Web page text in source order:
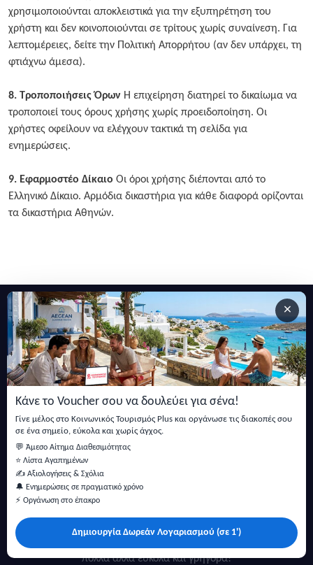
χρησιμοποιούνται αποκλειστικά για την εξυπηρέτηση του
χρήστη και δεν κοινοποιούνται σε τρίτους χωρίς συναίνεση. Για
λεπτομέρειες, δείτε την Πολιτική Απορρήτου (αν δεν υπάρχει, τη
φτιάχνω άμεσα).
8. Τροποποιήσεις Όρων Η επιχείρηση διατηρεί το δικαίωμα να
τροποποιεί τους όρους χρήσης χωρίς προειδοποίηση. Οι
χρήστες οφείλουν να ελέγχουν τακτικά τη σελίδα για
ενημερώσεις.
9. Εφαρμοστέο Δίκαιο Οι όροι χρήσης διέπονται από το
Ελληνικό Δίκαιο. Αρμόδια δικαστήρια για κάθε διαφορά ορίζονται
τα δικαστήρια Αθηνών.
×
Κάνε το Voucher σου να δουλεύει για σένα!
Γίνε μέλος στο Κοινωνικός Τουρισμός Plus και οργάνωσε τις διακοπές σου
σε ένα σημείο, εύκολα και χωρίς άγχος.
💬 Άμεσο Αίτημα Διαθεσιμότητας
⭐ Λίστα Αγαπημένων
✍️ Αξιολογήσεις & Σχόλια
🔔 Ενημερώσεις σε πραγματικό χρόνο
⚡ Οργάνωση στο έπακρο
Δημιουργία Δωρεάν Λογαριασμού (σε 1')
Εγγραφείτε στο newsletter μας
Μείνετε ενημερωμένοι με τις τελευταίες ειδήσεις, ανακοινώσεις
και άρθρα.
πολλά άλλα ευκολα και γρήγορα!